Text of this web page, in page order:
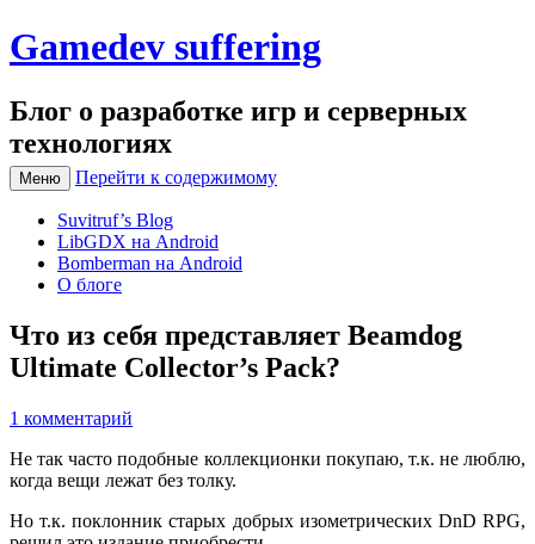
Gamedev suffering
Блог о разработке игр и серверных
технологиях
Меню Перейти к содержимому
Suvitruf’s Blog
LibGDX на Android
Bomberman на Android
О блоге
Что из себя представляет Beamdog
Ultimate Collector’s Pack?
1 комментарий
Не так часто подобные коллекционки покупаю, т.к. не люблю,
когда вещи лежат без толку.
Но т.к. поклонник старых добрых изометрических DnD RPG,